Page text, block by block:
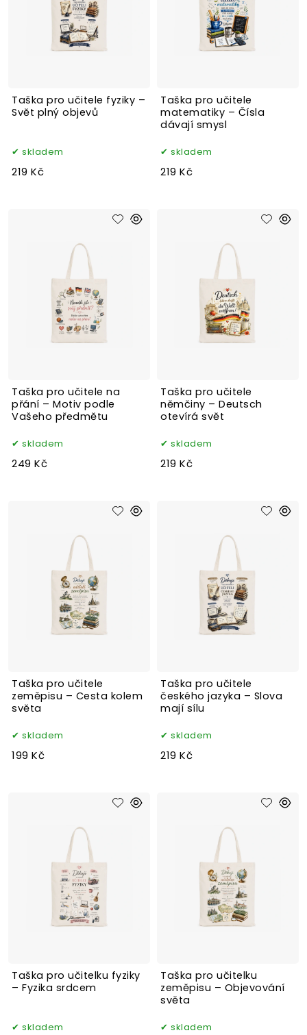
Taška pro učitele fyziky –
Svět plný objevů
skladem
219 Kč
Taška pro učitele
matematiky – Čísla
dávají smysl
skladem
219 Kč
Taška pro učitele na
přání – Motiv podle
Vašeho předmětu
skladem
249 Kč
Taška pro učitele
němčiny – Deutsch
otevírá svět
skladem
219 Kč
Taška pro učitele
zeměpisu – Cesta kolem
světa
skladem
199 Kč
Taška pro učitele
českého jazyka – Slova
mají sílu
skladem
219 Kč
Taška pro učitelku fyziky
– Fyzika srdcem
skladem
Taška pro učitelku
zeměpisu – Objevování
světa
skladem